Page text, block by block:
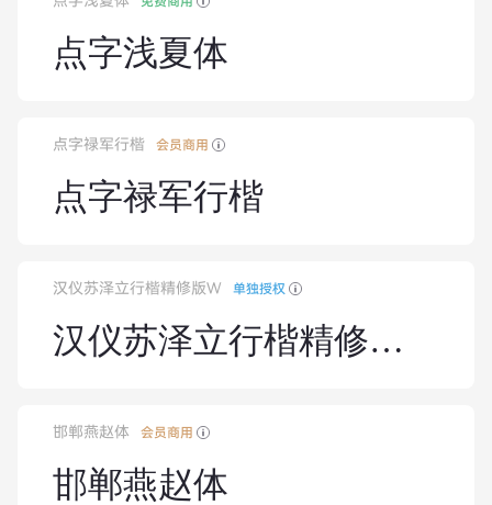
点字浅夏体
点字禄军行楷 会员商用
点字禄军行楷
汉仪苏泽立行楷精修版W 单独授权
汉仪苏泽立行楷精修版W
邯郸燕赵体 会员商用
邯郸燕赵体